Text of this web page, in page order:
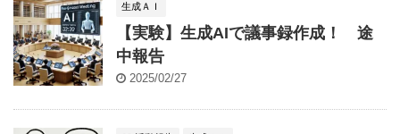
生成ＡＩ
【実験】生成AIで議事録作成！ 途
中報告
2025/02/27